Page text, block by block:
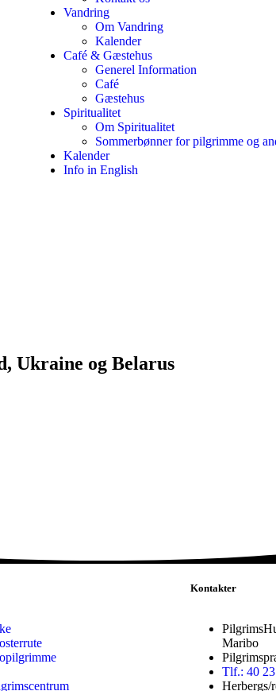
Vandring
Om Vandring
Kalender
Café & Gæstehus
Generel Information
Café
Gæstehus
Spiritualitet
Om Spiritualitet
Sommerbønner for pilgrimme og
Kalender
Info in English
Ukraine og Belarus
Kontakter
Maribo
Tlf.: 40